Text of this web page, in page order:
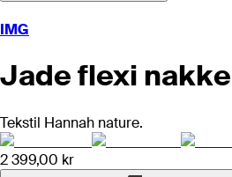
IMG
Jade flexi
Tekstil Hannah nature.
2 399,00 kr